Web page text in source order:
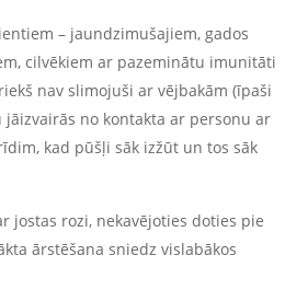
– jaundzimušajiem, gados
cilvēkiem ar pazeminātu imunitāti
nav slimojuši ar vējbakām (īpaši
no kontakta ar personu ar
kad pūšļi sāk izžūt un tos sāk
jostas rozi, nekavējoties doties pie
ārstēšana sniedz vislabākos